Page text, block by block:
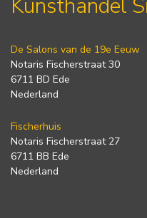
Kunsthandel
De Salons van de 19e Eeuw
Notaris Fischerstraat 30
6711 BD Ede
Nederland
Fischerhuis
Notaris Fischerstraat 27
6711 BB Ede
Nederland